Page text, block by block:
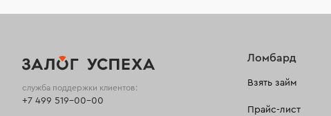
Ломбард
Взять займ
Прайс-лист
служба поддержки клиентов:
+7 499 519-00-00